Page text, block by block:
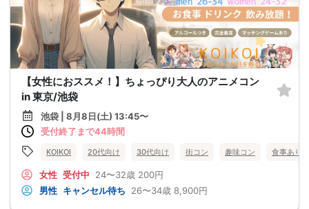
【女性におススメ！】ちょっぴり大人のアニメコン
in 東京/池袋
池袋 | 8月8日(土) 13:45〜
受付終了まで44時間
KOIKOI 20代向け 30代向け 街コン 趣味コン 食事あり
女性 受付中 24〜32歳 200円
男性 キャンセル待ち 26〜34歳 8,900円